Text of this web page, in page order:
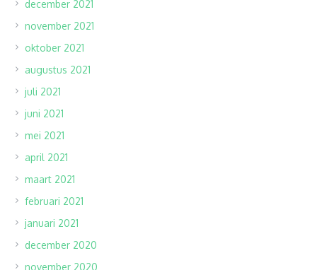
december 2021
november 2021
oktober 2021
augustus 2021
juli 2021
juni 2021
mei 2021
april 2021
maart 2021
februari 2021
januari 2021
december 2020
november 2020